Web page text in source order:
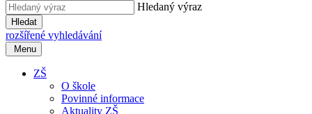
Hledaný výraz
Hledat
rozšířené vyhledávání
Menu
ZŠ
O škole
Povinné informace
Aktuality ZŠ